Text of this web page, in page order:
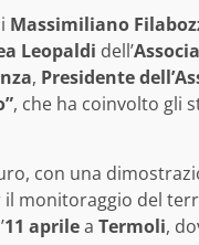
Massimiliano
Leopaldi dell’
, Presidente
, che ha coinvolto gli
con una
il monitoraggio del
11 aprilea Termoli,